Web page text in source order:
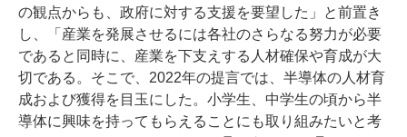
の観点からも、政府に対する支援を要望した」と前置き
し、「産業を発展させるには各社のさらなる努力が必要
であると同時に、産業を下支えする人材確保や育成が大
切である。そこで、2022年の提言では、半導体の人材育
成および獲得を目玉にした。小学生、中学生の頃から半
導体に興味を持ってもらえることにも取り組みたいと考